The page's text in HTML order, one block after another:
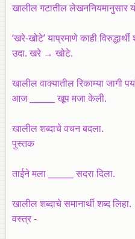
खालील गटातील लेखननियमानुसार
‘खरे-खोटे’ याप्रमाणे काही
उदा. खरे → खोटे.
खालील वाक्यातील रिकाम्या जागी
आज ______ खूप मजा केली.
खालील शब्दाचे वचन बदला.
पुस्तक
ताईने मला ______ सदरा दिला.
खालील शब्दाचे समानार्थी शब्द लिहा.
वस्त्र -